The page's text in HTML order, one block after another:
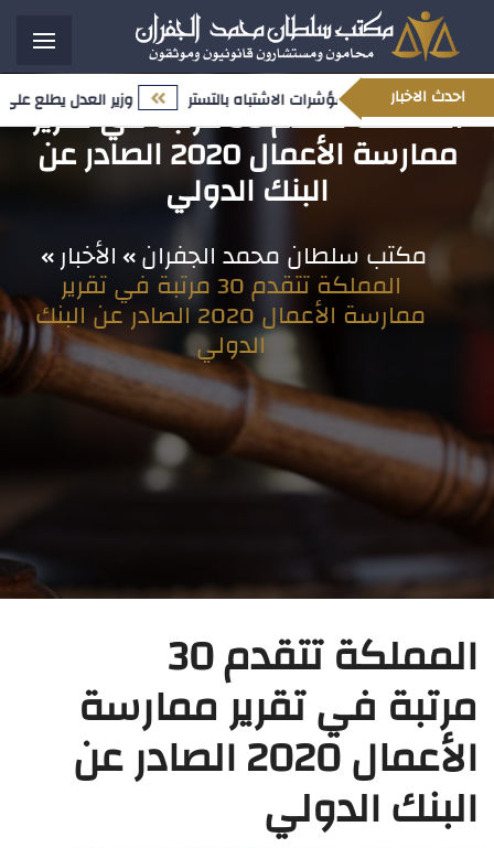
احدث الاخبار وزير العدل يطلع
المملكة تتقدم 30 مرتبة في تقرير
ممارسة الأعمال 2020 الصادر عن
البنك الدولي
مكتب سلطان محمد الجفران الأخبار
المملكة تتقدم 30 مرتبة في تقرير
ممارسة الأعمال 2020 الصادر عن البنك
الدولي
المملكة تتقدم 30
مرتبة في تقرير ممارسة
الأعمال 2020 الصادر عن
البنك الدولي